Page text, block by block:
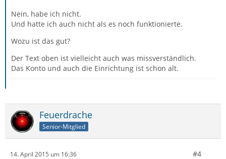
Nein, habe ich nicht.
Und hatte ich auch nicht als es noch funktionierte.
Wozu ist das gut?
Der Text oben ist vielleicht auch was missverständlich.
Das Konto und auch die Einrichtung ist schon alt.
Feuerdrache
Senior-Mitglied
14. April 2015 um 16:36 #4